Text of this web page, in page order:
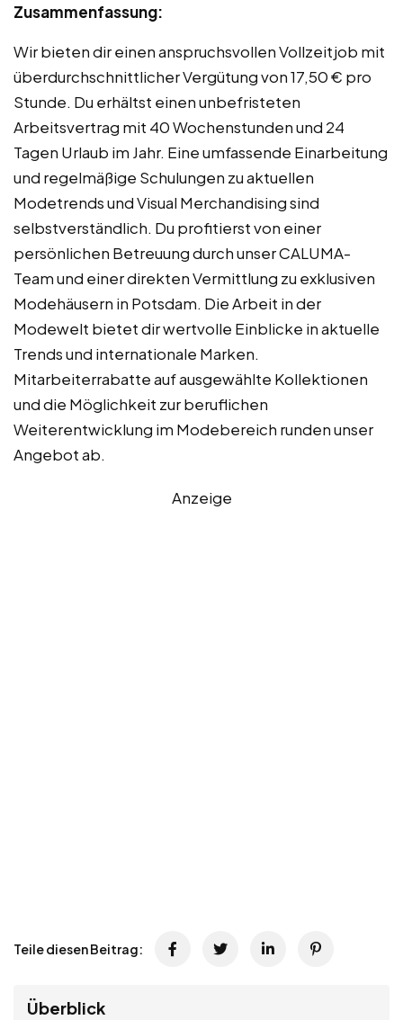
Zusammenfassung:
Wir bieten dir einen anspruchsvollen Vollzeitjob mit
überdurchschnittlicher Vergütung von 17,50 € pro
Stunde. Du erhältst einen unbefristeten
Arbeitsvertrag mit 40 Wochenstunden und 24
Tagen Urlaub im Jahr. Eine umfassende Einarbeitung
und regelmäßige Schulungen zu aktuellen
Modetrends und Visual Merchandising sind
selbstverständlich. Du profitierst von einer
persönlichen Betreuung durch unser CALUMA-
Team und einer direkten Vermittlung zu exklusiven
Modehäusern in Potsdam. Die Arbeit in der
Modewelt bietet dir wertvolle Einblicke in aktuelle
Trends und internationale Marken.
Mitarbeiterrabatte auf ausgewählte Kollektionen
und die Möglichkeit zur beruflichen
Weiterentwicklung im Modebereich runden unser
Angebot ab.
Anzeige
Teile diesen Beitrag:
Überblick